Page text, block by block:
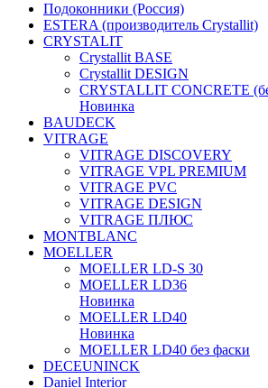
Подоконники (Россия)
ESTERA (производитель Crystallit)
CRYSTALIT
Crystallit BASE
Crystallit DESIGN
CRYSTALLIT CONCRETE
Новинка
BAUDECK
VITRAGE
VITRAGE DISCOVERY
VITRAGE VPL PREMIUM
VITRAGE PVC
VITRAGE DESIGN
VITRAGE ПЛЮС
MONTBLANC
MOELLER
MOELLER LD-S 30
MOELLER LD36
Новинка
MOELLER LD40
Новинка
MOELLER LD40 без фаски
DECEUNINCK
Daniel Interior